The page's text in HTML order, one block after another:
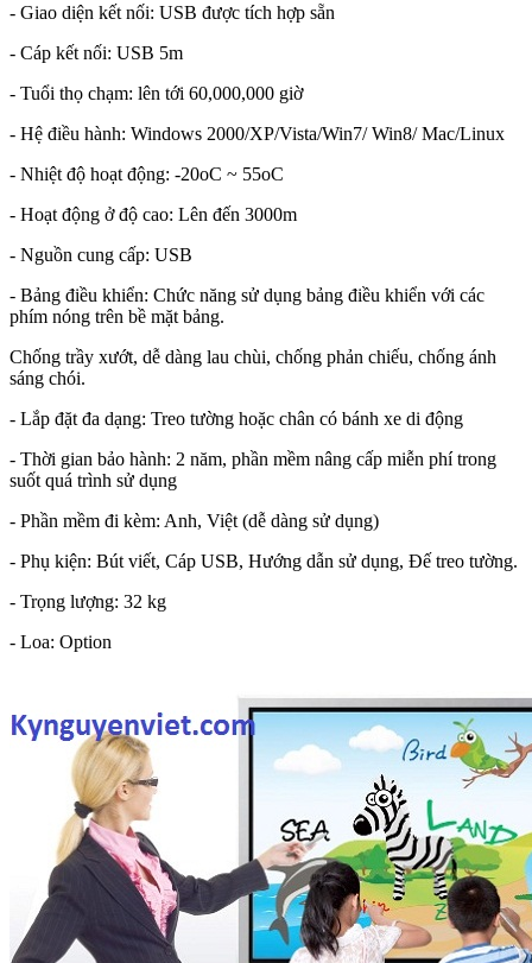
- Giao diện kết nối: USB được tích hợp sẵn
- Cáp kết nối: USB 5m
- Tuổi thọ chạm: lên tới 60,000,000 giờ
- Hệ điều hành: Windows 2000/XP/Vista/Win7/ Win8/ Mac/Linux
- Nhiệt độ hoạt động: -20oC ~ 55oC
- Hoạt động ở độ cao: Lên đến 3000m
- Nguồn cung cấp: USB
- Bảng điều khiển: Chức năng sử dụng bảng điều khiển với các
phím nóng trên bề mặt bảng.
Chống trầy xướt, dễ dàng lau chùi, chống phản chiếu, chống ánh
sáng chói.
- Lắp đặt đa dạng: Treo tường hoặc chân có bánh xe di động
- Thời gian bảo hành: 2 năm, phần mềm nâng cấp miễn phí trong
suốt quá trình sử dụng
- Phần mềm đi kèm: Anh, Việt (dễ dàng sử dụng)
- Phụ kiện: Bút viết, Cáp USB, Hướng dẫn sử dụng, Đế treo tường.
- Trọng lượng: 32 kg
- Loa: Option